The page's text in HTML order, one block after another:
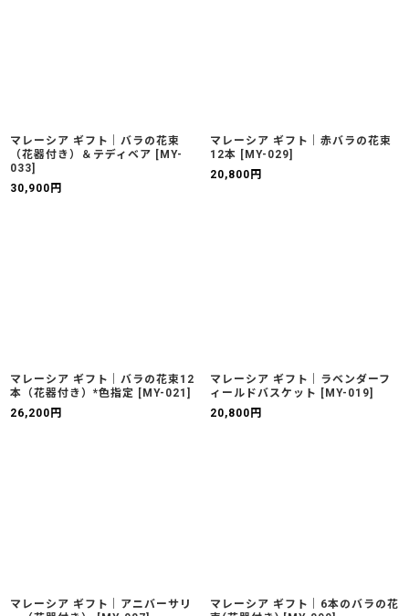
マレーシア ギフト｜バラの花束
（花器付き）＆テディベア [ MY-
033]
30,900 円
マレーシア ギフト｜赤バラの花束
12本 [ MY-029]
20,800 円
マレーシア ギフト｜バラの花束12
本（花器付き）*色指定 [ MY-021 ]
26,200 円
マレーシア ギフト｜ラベンダーフ
ィールドバスケット
[ MY-019]
20,800 円
マレーシア ギフト｜アニバーサリ
マレーシア ギフト｜6本のバラの花